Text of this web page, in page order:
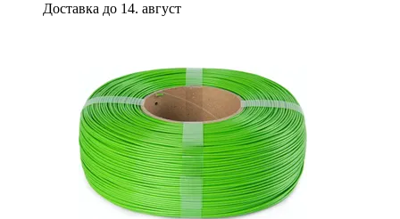
Доставка до 14. август